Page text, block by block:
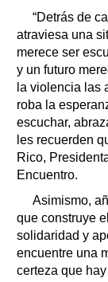
“Detrás de
atraviesa una
merece ser
y un futuro
la violencia las
roba la
escuchar,
les recuerden
Rico,
Encuentro.
Asimismo,
que construye
solidaridad y
encuentre una
certeza que